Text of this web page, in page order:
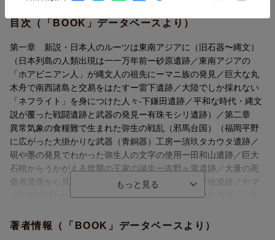
目次（「BOOK」データベースより）
第一章 新説・日本人のルーツは東南アジアに（旧石器〜縄文）
（日本列島の人類出現は一一万年前ー砂原遺跡／東南アジアの
「ホアビニアン人」が縄文人の祖先にーマニ族の発見／巨大な丸
木舟で南西諸島と交易をはたすー雷下遺跡／大陸でしか採れない
「ネフライト」を身につけた人々-下鎌田遺跡／平和な時代・縄文
説が覆った戦闘遺跡と武器の発見ー有珠モシリ遺跡）／第二章
異常気象の食糧難で生まれた弥生の戦乱（邪馬台国）（福岡平野
に広がった大掛かりな武器（青銅器）工房ー須玖タカウタ遺跡／
硯や墨の発見でわかった弥生人の文字の使用ー田和山遺跡／巨大
石棺からうかがえる世襲の王家の誕生ー吉野ヶ里遺跡／大量の死
傷者遺骨から見えてきた寒冷期の戦乱跡ー青谷上寺地遺跡／ヤマ
ト政権で行われた国を統べるための様々な呪術ー纏向遺跡）／第
王の墓から出土した大量の「朱」の持つ意味ー桜井茶臼山古墳／
著者情報（「BOOK」データベースより）